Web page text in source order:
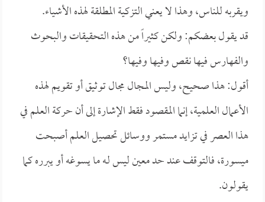
ويقربه للناس، وهذا لا يعني التزكية المطلقة لهذه الأشياء.
قد يقول بعضكم: ولكن كثيراً من هذه التحقيقات والبحوث
والفهارس فيها نقص وفيها وفيها؟
أقول: هذا صحيح، وليس المجال مجال توثيق أو تقويم لهذه
الأعمال العلمية، إنما المقصود فقط الإشارة إلى أن حركة العلم في
هذا العصر في تزايد مستمر ووسائل تحصيل العلم أصبحت
ميسورة، فالتوقف عند حد معين ليس لـه ما يسوغه أو يبرره كما
يقولون.